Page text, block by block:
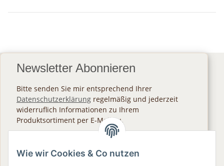
Newsletter Abonnieren
Bitte senden Sie mir entsprechend Ihrer
Datenschutzerklärung regelmäßig und jederzeit
widerruflich Informationen zu Ihrem
Produktsortiment per E-Mail zu.
Newsletter Abonnieren
Wie wir Cookies & Co nutzen